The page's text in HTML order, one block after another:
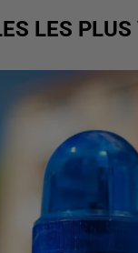
LES PLUS